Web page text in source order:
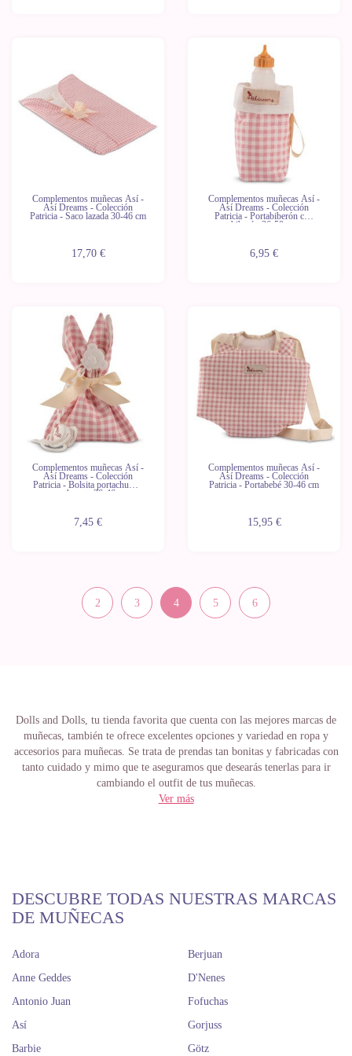
Complementos muñecas Así -
Así Dreams - Colección
Patricia - Saco lazada 30-46 cm
17,70 €
Complementos muñecas Así -
Así Dreams - Colección
Patricia - Portabiberón con
biberón 36-50 cm
6,95 €
Complementos muñecas Así -
Así Dreams - Colección
Patricia - Bolsita portachupete
con chupete 36-46 cm
7,45 €
Complementos muñecas Así -
Así Dreams - Colección
Patricia - Portabebé 30-46 cm
15,95 €
2 3 4 5 6
Dolls and Dolls, tu tienda favorita que cuenta con las mejores marcas de
muñecas, también te ofrece excelentes opciones y variedad en ropa y
accesorios para muñecas. Se trata de prendas tan bonitas y fabricadas con
tanto cuidado y mimo que te aseguramos que desearás tenerlas para ir
cambiando el outfit de tus muñecas.
Ropa y accesorios para muñecas
accesorios. Ya se trate de muñecas bebés o de muñecas adolescentes o
maniquí, pocas cosas hay tan apasionantes como cambiarles su atuendo y
acuerdo con la temporada o la ocasión.
La web de Dolls and Dolls es práctica y de fácil navegación. Una de las
Ofrece diversos conjuntos lisos o estampados muy chulos y tiernos para
bebés de 40 a 42 cm. Con estrellas, mariposas, flores, para niño y para
Ver más
DESCUBRE TODAS NUESTRAS MARCAS
DE MUÑECAS
Adora
Anne Geddes
Antonio Juan
Así
Barbie
Berjuan
D'Nenes
Fofuchas
Gorjuss
Götz